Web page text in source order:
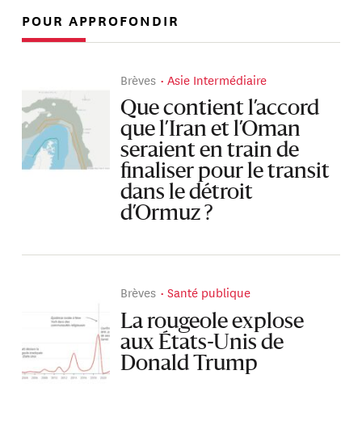
POUR APPROFONDIR
Brèves Asie Intermédiaire
Que contient l’accord
que l’Iran et l’Oman
seraient en train de
finaliser pour le transit
dans le détroit
d’Ormuz ?
Brèves Santé publique
La rougeole explose
aux États-Unis de
Donald Trump